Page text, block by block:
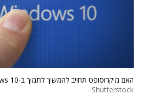
האם מיקרוסופט תחויב להמשיך לתמוך ב-Windows 10?
Shutterstock